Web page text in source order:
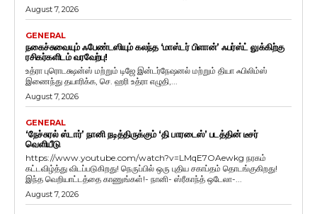
August 7, 2026
GENERAL
நகைச்சுவையும் ஃபேண்டஸியும் கலந்த ‘மாஸ்டர் பிளான்’ ஃபர்ஸ்ட் லுக்கிற்கு
ரசிகர்களிடம் வரவேற்பு!
உத்ரா புரொடக்ஷன்ஸ் மற்றும் டிஜே இன்டர்நேஷனல் மற்றும் தியா ஃபிலிம்ஸ்
இணைந்து தயாரிக்க, செ. ஹரி உத்ரா எழுதி,...
August 7, 2026
GENERAL
‘நேச்சுரல் ஸ்டார்’ நானி நடித்திருக்கும் ‘தி பாரடைஸ்’ படத்தின் டீசர்
வெளியீடு
https://www.youtube.com/watch?v=LMqE7OAewkg நரகம்
கட்டவிழ்த்து விடப்படுகிறது! நெருப்பில் ஒரு புதிய சகாப்தம் தொடங்குகிறது!
இந்த வெறியாட்டத்தை காணுங்கள்!- நானி- ஸ்ரீகாந்த் ஒடேலா-...
August 7, 2026